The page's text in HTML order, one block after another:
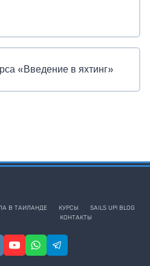
«Введение в яхтинг»
В ТАИЛАНДЕ КУРСЫ
SAILS UP! BLOG
КОНТАКТЫ